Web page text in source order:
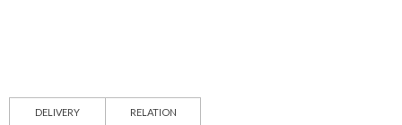
DELIVERY RELATION